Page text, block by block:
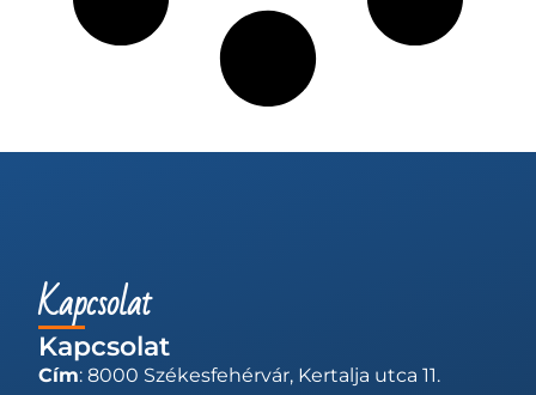
Kapcsolat
Kapcsolat
Cím: 8000 Székesfehérvár, Kertalja utca 11.